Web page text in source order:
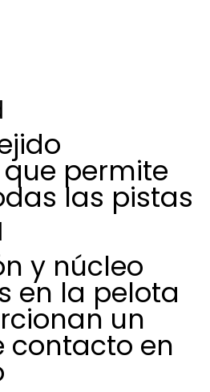
permite
las pistas
y núcleo
en la pelota
un
en